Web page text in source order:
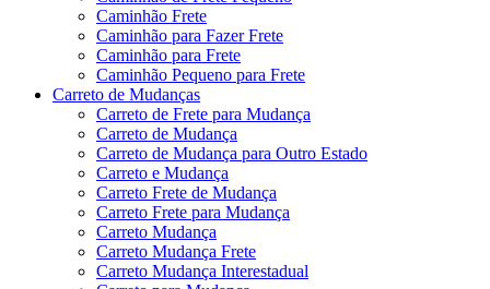
Caminhão Frete
Caminhão para Fazer Frete
Caminhão para Frete
Caminhão Pequeno para Frete
Carreto de Mudanças
Carreto de Frete para Mudança
Carreto de Mudança
Carreto de Mudança para Outro Estado
Carreto e Mudança
Carreto Frete de Mudança
Carreto Frete para Mudança
Carreto Mudança
Carreto Mudança Frete
Carreto Mudança Interestadual